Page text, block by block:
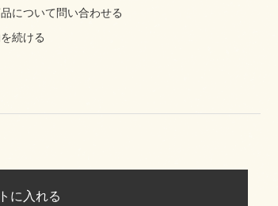
について問い合わせる
続ける
に入れる